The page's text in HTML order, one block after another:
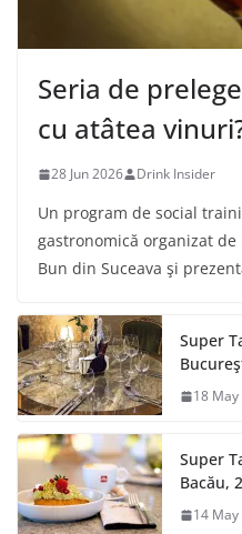
Seria de
cu atâtea
28 Jun 2026 Drink Insider
Un program de social
gastronomică organizat
Bun din Suceava şi
Super
18
Super
Bacău,
14